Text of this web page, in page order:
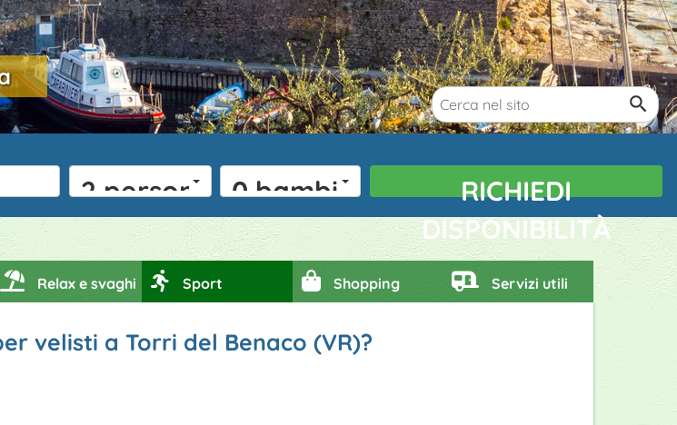
2 persone 0 bambini
RICHIEDI
DISPONIBILITÀ
Relax e svaghi Sport Shopping Servizi utili
velisti a Torri del Benaco (VR)?